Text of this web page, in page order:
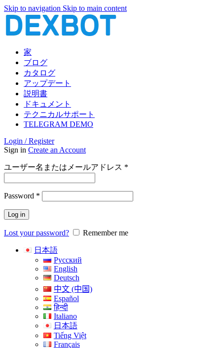
Skip to navigation Skip to main content
家
ブログ
カタログ
アップデート
説明書
ドキュメント
テクニカルサポート
TELEGRAM DEMO
Login / Register
Sign in Create an Account
ユーザー名またはメールアドレス *
Password *
Log in
Lost your password? Remember me
日本語
Русский
English
Deutsch
中文 (中国)
Español
हिन्दी
Italiano
日本語
Tiếng Việt
Français